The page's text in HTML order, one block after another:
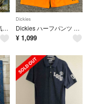
【ディッキーズ】人気のミックス生地❣️メンズワンポイント刺繍ソックス3足組 DK-6B☆25-27
Dickies
Dickies ハーフパンツ オレンジ
¥ 1,099